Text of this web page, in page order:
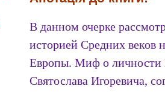
В данном очерке
историей Средних веков
Европы. Миф о личности
Святослава Игоревича,